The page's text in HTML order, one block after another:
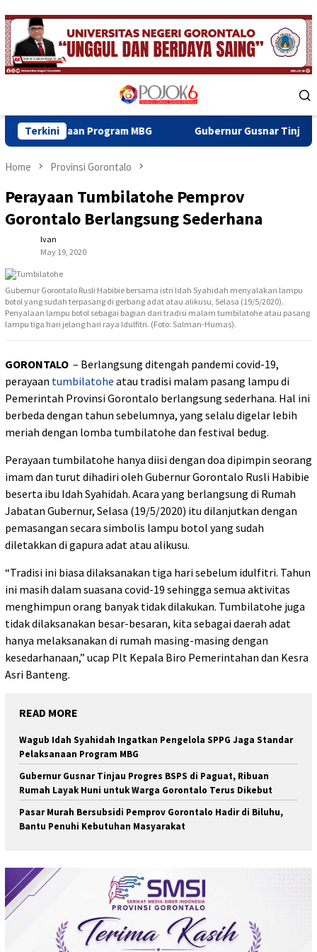
Skip
to
content
Menu
Terkini
Program MBG Gubernur Gusnar Tinjau Progres BSPS
Home Provinsi Gorontalo
Perayaan Tumbilatohe Pemprov
Gorontalo Berlangsung Sederhana
Ivan
May 19, 2020
Gubernur Gorontalo Rusli Habibie bersama istri Idah Syahidah menyalakan lampu
botol yang sudah terpasang di gerbang adat atau alikusu, Selasa (19/5/2020).
Penyalaan lampu botol sebagai bagian dari tradisi malam tumbilatohe atau pasang
lampu tiga hari jelang hari raya Idulfitri. (Foto: Salman-Humas).
GORONTALO – Berlangsung ditengah pandemi covid-19,
perayaan tumbilatohe atau tradisi malam pasang lampu di
Pemerintah Provinsi Gorontalo berlangsung sederhana. Hal ini
berbeda dengan tahun sebelumnya, yang selalu digelar lebih
meriah dengan lomba tumbilatohe dan festival bedug.
Perayaan tumbilatohe hanya diisi dengan doa dipimpin seorang
imam dan turut dihadiri oleh Gubernur Gorontalo Rusli Habibie
beserta ibu Idah Syahidah. Acara yang berlangsung di Rumah
Jabatan Gubernur, Selasa (19/5/2020) itu dilanjutkan dengan
pemasangan secara simbolis lampu botol yang sudah
diletakkan di gapura adat atau alikusu.
“Tradisi ini biasa dilaksanakan tiga hari sebelum idulfitri. Tahun
ini masih dalam suasana covid-19 sehingga semua aktivitas
menghimpun orang banyak tidak dilakukan. Tumbilatohe juga
tidak dilaksanakan besar-besaran, kita sebagai daerah adat
hanya melaksanakan di rumah masing-masing dengan
kesedarhanaan,” ucap Plt Kepala Biro Pemerintahan dan Kesra
Asri Banteng.
READ MORE
Wagub Idah Syahidah Ingatkan Pengelola SPPG Jaga Standar
Pelaksanaan Program MBG
Gubernur Gusnar Tinjau Progres BSPS di Paguat, Ribuan
Rumah Layak Huni untuk Warga Gorontalo Terus Dikebut
Pasar Murah Bersubsidi Pemprov Gorontalo Hadir di Biluhu,
Bantu Penuhi Kebutuhan Masyarakat